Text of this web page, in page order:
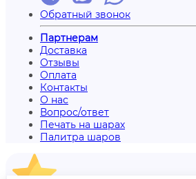
Обратный звонок
Партнерам
Доставка
Отзывы
Оплата
Контакты
О нас
Вопрос/ответ
Печать на шарах
Палитра шаров